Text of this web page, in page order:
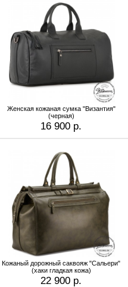
Женская кожаная сумка "Византия"
(черная)
16 900 р.
Кожаный дорожный саквояж "Сальери"
(хаки гладкая кожа)
22 900 р.